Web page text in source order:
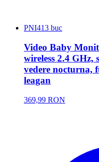
PNI413 buc
Video Baby
wireless 2.4 GHz,
vedere nocturna,
leagan
369,99 RON